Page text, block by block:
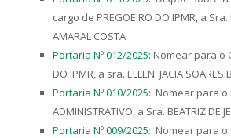
cargo de PREGOEIRO DO IPMR, a Sra.
AMARAL COSTA
Portaria Nº 012/2025: Nomear para o
DO IPMR, a sra. ELLEN JACIA SOARES
Portaria Nº 010/2025: Nomear para o
ADMINISTRATIVO, a Sra. BEATRIZ DE
Portaria Nº 009/2025: Nomear para o